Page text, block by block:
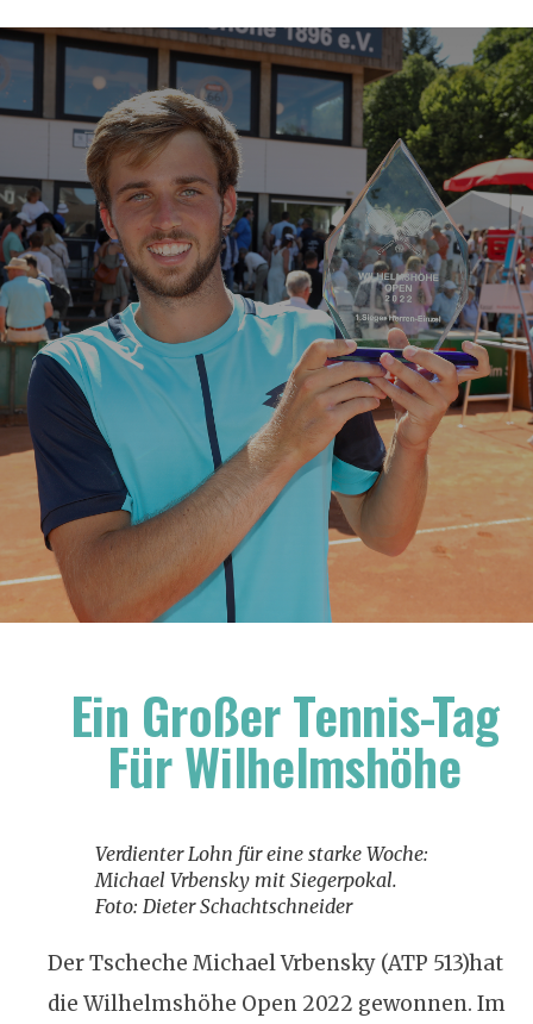
Ein Großer Tennis-Tag
Für Wilhelmshöhe
Verdienter Lohn für eine starke Woche:
Michael Vrbensky mit Siegerpokal.
Foto: Dieter Schachtschneider
Der Tscheche Michael Vrbensky (ATP 513)hat
die Wilhelmshöhe Open 2022 gewonnen. Im